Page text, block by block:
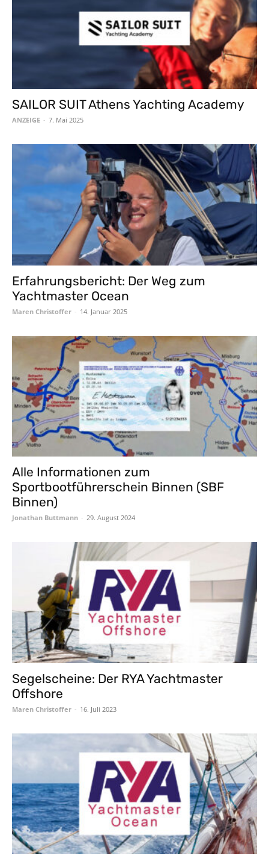
SAILOR SUIT Athens Yachting Academy
ANZEIGE - 7. Mai 2025
Erfahrungsbericht: Der Weg zum
Yachtmaster Ocean
Maren Christoffer - 14. Januar 2025
Alle Informationen zum
Sportbootführerschein Binnen (SBF
Binnen)
Jonathan Buttmann - 29. August 2024
Segelscheine: Der RYA Yachtmaster
Offshore
Maren Christoffer - 16. Juli 2023